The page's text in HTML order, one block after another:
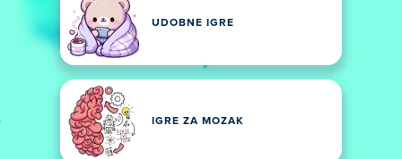
UDOBNE IGRE
IGRE ZA MOZAK